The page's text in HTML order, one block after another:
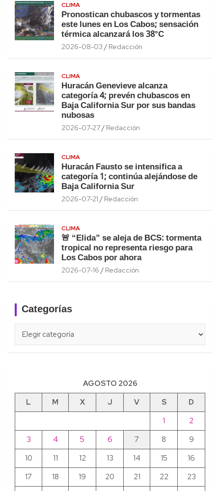
CLIMA
Pronostican chubascos y tormentas
este lunes en Los Cabos; sensación
térmica alcanzará los 38°C
2026-08-03 Redacción
CLIMA
Huracán Genevieve alcanza
categoría 4; prevén chubascos en
Baja California Sur por sus bandas
nubosas
2026-07-27 Redacción
CLIMA
Huracán Fausto se intensifica a
categoría 1; continúa alejándose de
Baja California Sur
2026-07-21 Redacción
CLIMA
🚨 “Elida” se aleja de BCS: tormenta
tropical no representa riesgo para
Los Cabos por ahora
2026-07-16 Redacción
Categorías
AGOSTO 2026
L
M X J V S
D
1
2
3
4 5 6 7 8
9
10
11 12 13 14 15
16
17
18 19 20 21 22
23